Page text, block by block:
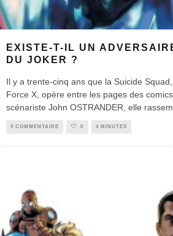
EXISTE-T-IL UN
DU JOKER ?
Il y a trente-cinq ans que la Suicide
Force X, opère entre les pages des
scénariste John OSTRANDER, elle rassem
0 COMMENTAIRE 0 4 MINUTES